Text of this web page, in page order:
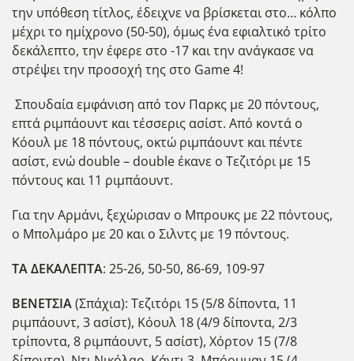
την υπόθεση τίτλος, έδειχνε να βρίσκεται στο… κόλπο
μέχρι το ημίχρονο (50-50), όμως ένα εφιαλτικό τρίτο
δεκάλεπτο, την έφερε στο -17 και την ανάγκασε να
στρέψει την προσοχή της στο Game 4!
Σπουδαία εμφάνιση από τον Παρκς με 20 πόντους,
επτά ριμπάουντ και τέσσερις ασίστ. Από κοντά ο
Κόουλ με 18 πόντους, οκτώ ριμπάουντ και πέντε
ασίστ, ενώ double – double έκανε ο Τεζιτόρι με 15
πόντους και 11 ριμπάουντ.
Για την Αρμάνι, ξεχώρισαν ο Μπρουκς με 22 πόντους,
ο Μπολμάρο με 20 και ο Σιλντς με 19 πόντους.
ΤΑ ΔΕΚΑΛΕΠΤΑ: 25-26, 50-50, 86-69, 109-97
ΒΕΝΕΤΣΙΑ(Σπάχια): Τεζιτόρι 15 (5/8 δίποντα, 11
ριμπάουντ, 3 ασίστ), Κόουλ 18 (4/9 δίποντα, 2/3
τρίποντα, 8 ριμπάουντ, 5 ασίστ), Χόρτον 15 (7/8